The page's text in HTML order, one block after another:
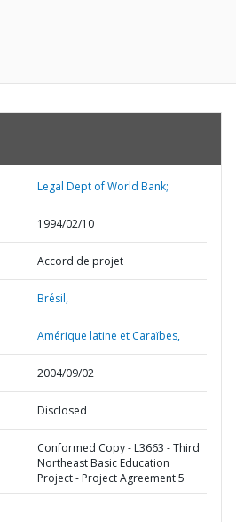
Legal Dept of World Bank;
1994/02/10
Accord de projet
Brésil,
Amérique latine et Caraïbes,
2004/09/02
Disclosed
Conformed Copy - L3663 - Third
Northeast Basic Education
Project - Project Agreement 5